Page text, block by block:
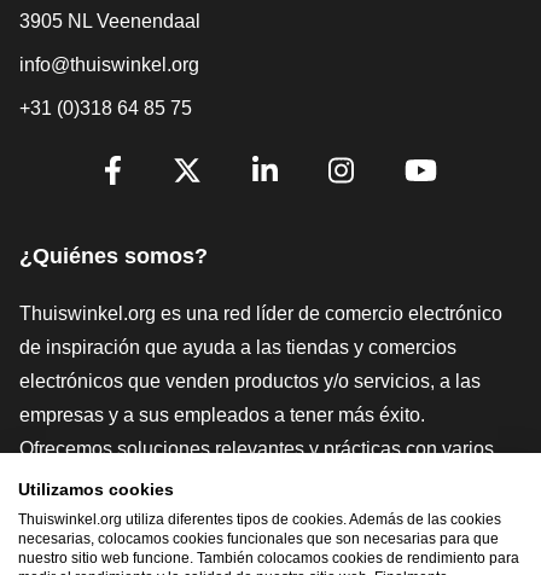
3905 NL Veenendaal
info@thuiswinkel.org
+31 (0)318 64 85 75
[_General:SocialMediaTitle]
¿Quiénes somos?
Thuiswinkel.org es una red líder de comercio electrónico
de inspiración que ayuda a las tiendas y comercios
electrónicos que venden productos y/o servicios, a las
empresas y a sus empleados a tener más éxito.
Ofrecemos soluciones relevantes y prácticas con varios
sellos de confianza, Thuiswinkel Reviews, herramientas y
asesoramiento jurídico, defensa, estudios de mercado, y
tenemos nuestra propia plataforma educativa, la
Utilizamos cookies
Thuiswinkel.org utiliza diferentes tipos de cookies. Además de las cookies
necesarias, colocamos cookies funcionales que son necesarias para que
nuestro sitio web funcione. También colocamos cookies de rendimiento para